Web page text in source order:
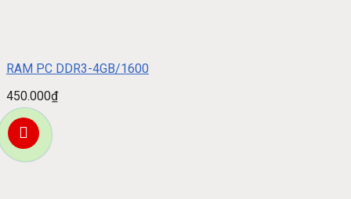
RAM PC DDR3-4GB/1600
450.000₫